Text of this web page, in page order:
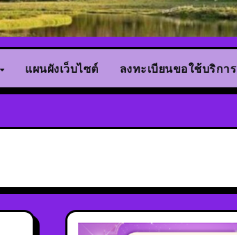
แผนผังเว็บไซต์ ลงทะเบียนขอใช้บริการ